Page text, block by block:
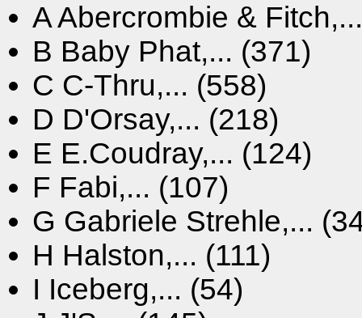
AAbercrombie &
B Baby Phat,... (371)
C C-Thru,... (558)
D D'Orsay,... (218)
E E.Coudray,... (124)
F Fabi,... (107)
G Gabriele Strehle,...
H Halston,... (111)
I Iceberg,... (54)